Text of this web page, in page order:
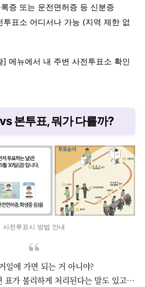
증 또는 운전면허증 등 신분증
투표소 어디서나 가능 (지역 제한 없
] 메뉴에서 내 주변 사전투표소 확인
본투표, 뭐가 다를까?
사전투표시 방법 안내
일에 가면 되는 거 아니야?
표가 불리하게 처리된다는 말도 있고…